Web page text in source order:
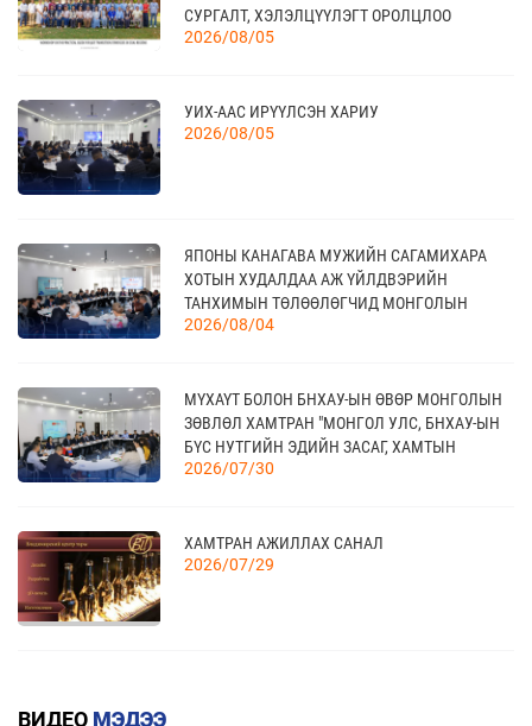
21
10 сар
TEX+ VISION KOREA
04
11 сар
ҮЗЭСГЭЛЭН
11 сар
АХУЙН САЛБАРЫН ҮЗЭСГЭЛЭН
СУРГАЛТ, ХЭЛЭЛЦҮҮЛЭГТ ОРОЛЦЛОО
2026/08/05
УИХ-ААС ИРҮҮЛСЭН ХАРИУ
2026/08/05
ЯПОНЫ КАНАГАВА МУЖИЙН САГАМИХАРА
ХОТЫН ХУДАЛДАА АЖ ҮЙЛДВЭРИЙН
ТАНХИМЫН ТӨЛӨӨЛӨГЧИД МОНГОЛЫН
ҮНДЭСНИЙ ХУДАЛДАА АЖ ҮЙЛДВЭРИЙН
2026/08/04
МҮХАҮТ БОЛОН БНХАУ-ЫН ӨВӨР МОНГОЛЫН
ЗӨВЛӨЛ ХАМТРАН "МОНГОЛ УЛС, БНХАУ-ЫН
БҮС НУТГИЙН ЭДИЙН ЗАСАГ, ХАМТЫН
АЖИЛЛАГААНЫ УУЛЗАЛТ"-ЫГ ЗОХИОН
2026/07/30
ХАМТРАН АЖИЛЛАХ САНАЛ
2026/07/29
ВИДЕО МЭДЭЭ